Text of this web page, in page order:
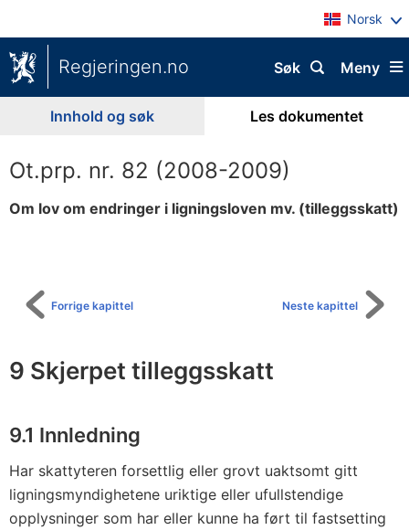
Norsk
Regjeringen.no Meny
Søk
Innhold og søk Les dokumentet
Ot.prp. nr. 82 (2008-2009)
Om lov om endringer i ligningsloven mv. (tilleggsskatt)
Neste kapittel
Forrige kapittel
9 Skjerpet tilleggsskatt
9.1 Innledning
Har skattyteren forsettlig eller grovt uaktsomt gitt
ligningsmyndighetene uriktige eller ufullstendige
opplysninger som har eller kunne ha ført til fastsetting